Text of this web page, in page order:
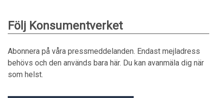
Följ Konsumentverket
Abonnera på våra pressmeddelanden. Endast mejladress
behövs och den används bara här. Du kan avanmäla dig när
som helst.